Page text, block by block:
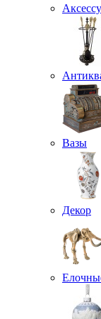
Вазы
Декор